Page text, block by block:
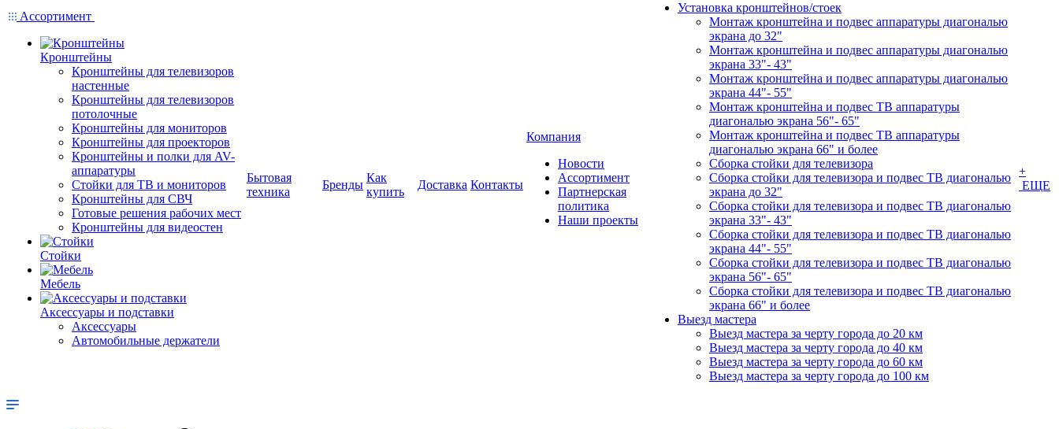
Ассортимент
Кронштейны
Кронштейны для телевизоров
настенные
Кронштейны для телевизоров
потолочные
Кронштейны для мониторов
Кронштейны для проекторов
Кронштейны и полки для AV-
аппаратуры
Стойки для ТВ и мониторов
Кронштейны для СВЧ
Готовые решения рабочих мест
Кронштейны для видеостен
Стойки
Мебель
Аксессуары и подставки
Аксессуары
Автомобильные держатели
Бытовая
техника
Бренды
Как
купить
Доставка Контакты
Компания
Новости
Ассортимент
Партнерская
политика
Наши проекты
Установка кронштейнов/стоек
Монтаж кронштейна и подвес аппаратуры диагональю
экрана до 32"
Монтаж кронштейна и подвес аппаратуры диагональю
экрана 33"- 43"
Монтаж кронштейна и подвес аппаратуры диагональю
экрана 44"- 55"
Монтаж кронштейна и подвес ТВ аппаратуры
диагональю экрана 56"- 65"
Монтаж кронштейна и подвес ТВ аппаратуры
диагональю экрана 66" и более
Сборка стойки для телевизора
Сборка стойки для телевизора и подвес ТВ диагональю
экрана до 32"
Сборка стойки для телевизора и подвес ТВ диагональю
экрана 33"- 43"
Сборка стойки для телевизора и подвес ТВ диагональю
экрана 44"- 55"
Сборка стойки для телевизора и подвес ТВ диагональю
экрана 56"- 65"
Сборка стойки для телевизора и подвес ТВ диагональю
экрана 66" и более
Выезд мастера
Выезд мастера за черту города до 20 км
Выезд мастера за черту города до 40 км
Выезд мастера за черту города до 60 км
Выезд мастера за черту города до 100 км
+
ЕЩЕ